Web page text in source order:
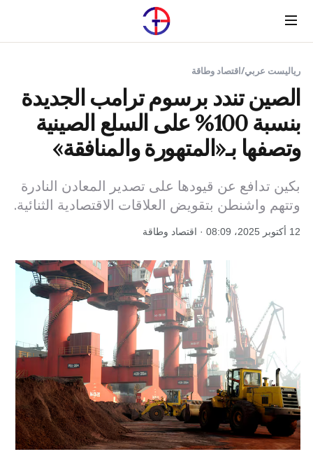
Menu
رياليست عربي/اقتصاد وطاقة
الصين تندد برسوم ترامب الجديدة
بنسبة 100% على السلع الصينية
وتصفها بـ«المتهورة والمنافقة»
بكين تدافع عن قيودها على تصدير المعادن النادرة
وتتهم واشنطن بتقويض العلاقات الاقتصادية الثنائية.
12 أكتوبر 2025، 08:09 · اقتصاد وطاقة